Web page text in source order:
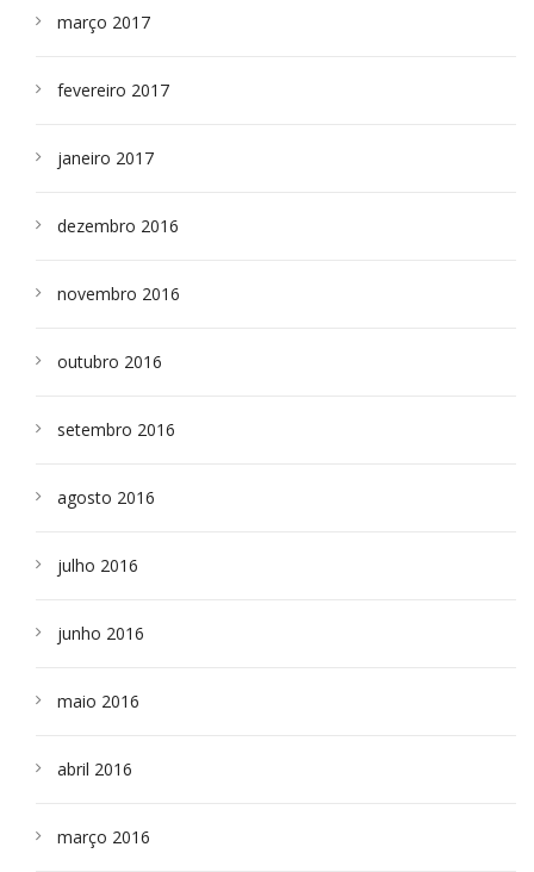
março 2017
fevereiro 2017
janeiro 2017
dezembro 2016
novembro 2016
outubro 2016
setembro 2016
agosto 2016
julho 2016
junho 2016
maio 2016
abril 2016
março 2016